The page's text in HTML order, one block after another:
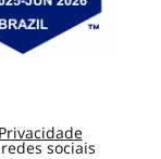
sociais